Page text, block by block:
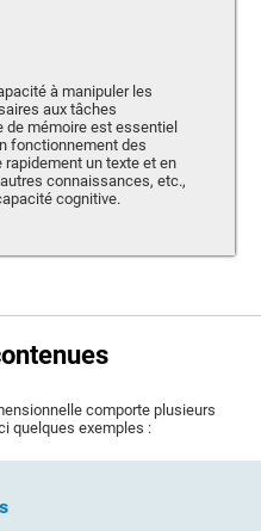
à manipuler les
aux tâches
de mémoire est essentiel
fonctionnement des
un texte et en
connaissances, etc.,
cognitive.
comporte plusieurs
quelques exemples :